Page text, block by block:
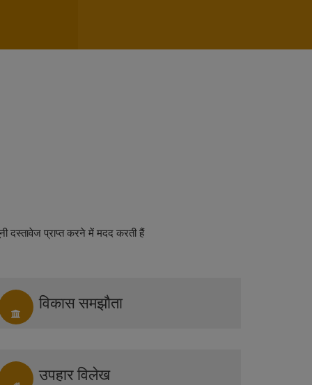
दस्तावेज प्राप्त करने में मदद करती हैं
विकास समझौता
उपहार विलेख